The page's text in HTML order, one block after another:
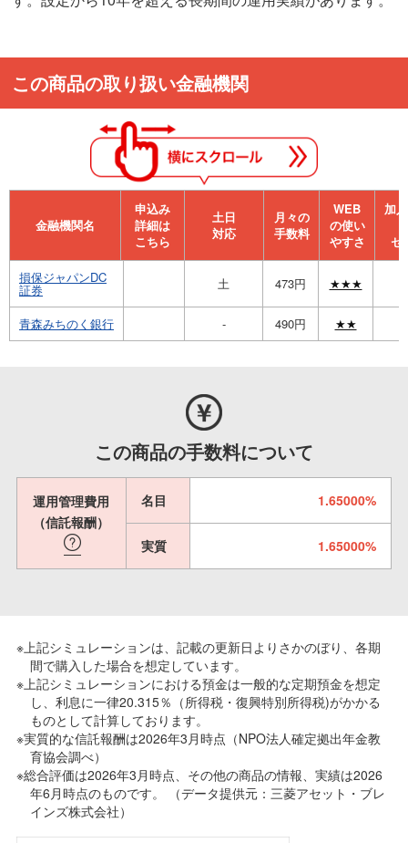
この商品の取り扱い金融機関
金融機関名
申込み
詳細は
こちら
⼟⽇
対応
月々の
手数料
WEB
の使い
やすさ
加
セ
損保ジャパンDC
証券 土 473円 ★★★
青森みちのく銀行 - 490円 ★★
この商品の手数料について
運用管理費用
（信託報酬）
名目 1.65000%
実質 1.65000%
※上記シミュレーションは、記載の更新日よりさかのぼり、各期
間で購入した場合を想定しています。
※上記シミュレーションにおける預金は一般的な定期預金を想定
し、利息に一律20.315％（所得税・復興特別所得税)がかかる
ものとして計算しております。
※実質的な信託報酬は2026年3月時点（NPO法人確定拠出年金教
育協会調べ）
※総合評価は2026年3月時点、その他の商品の情報、実績は2026
年6月時点のものです。 （データ提供元：三菱アセット・ブレ
インズ株式会社）